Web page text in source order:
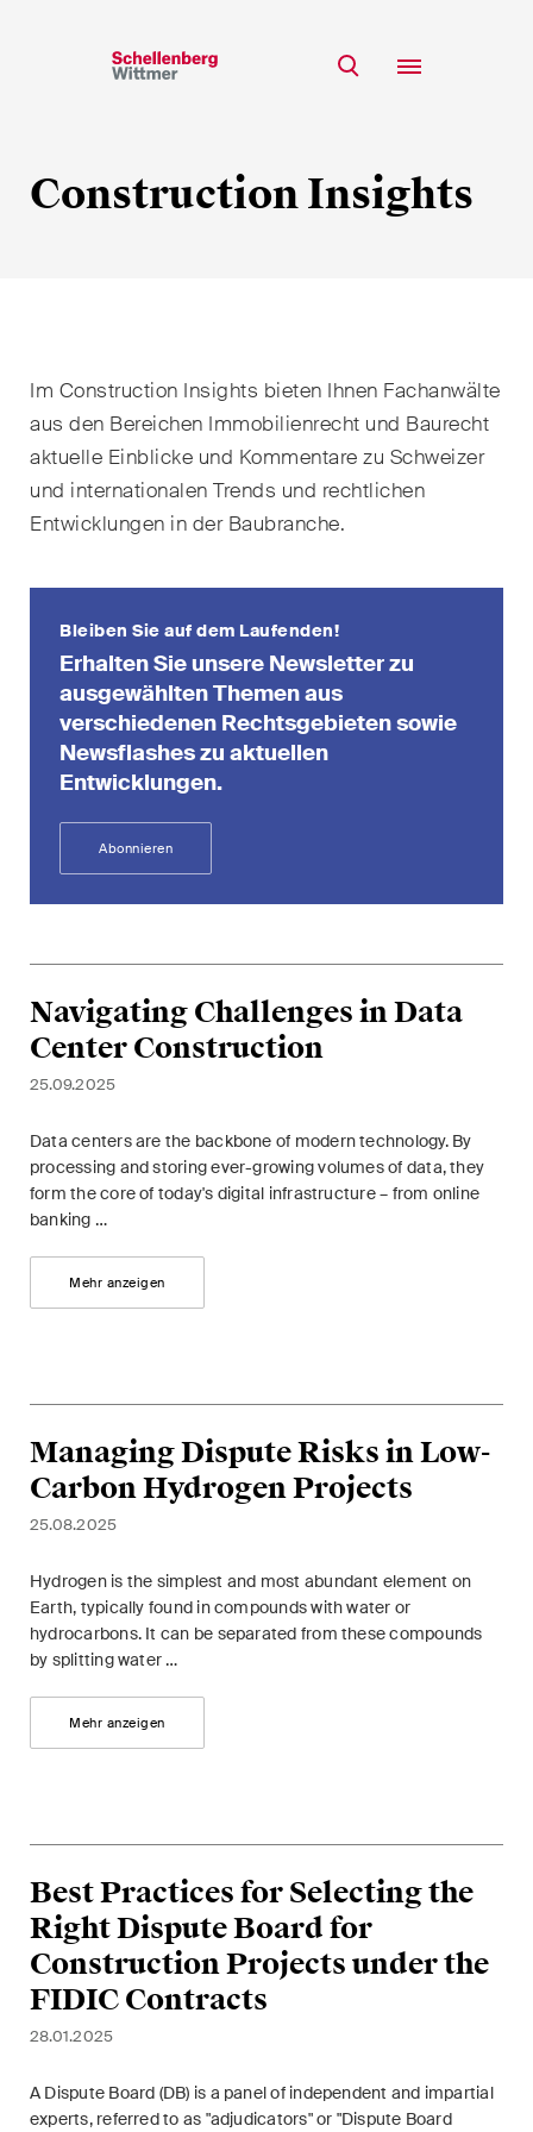
Team
CSR
Über uns
EN DE FR
Construction Insights
Im Construction Insights bieten Ihnen Fachanwälte
aus den Bereichen Immobilienrecht und Baurecht
aktuelle Einblicke und Kommentare zu Schweizer
und internationalen Trends und rechtlichen
Entwicklungen in der Baubranche.
Bleiben Sie auf dem Laufenden!
Erhalten Sie unsere Newsletter zu
ausgewählten Themen aus
verschiedenen Rechtsgebieten sowie
Newsflashes zu aktuellen
Entwicklungen.
Abonnieren
Navigating Challenges in Data
Center Construction
25.09.2025
Data centers are the backbone of modern technology. By
processing and storing ever-growing volumes of data, they
form the core of today's digital infrastructure – from online
banking …
Mehr anzeigen
Managing Dispute Risks in Low-
Carbon Hydrogen Projects
25.08.2025
Hydrogen is the simplest and most abundant element on
Earth, typically found in compounds with water or
hydrocarbons. It can be separated from these compounds
by splitting water …
Mehr anzeigen
Best Practices for Selecting the
Right Dispute Board for
Construction Projects under the
FIDIC Contracts
28.01.2025
A Dispute Board (DB) is a panel of independent and impartial
experts, referred to as "adjudicators" or "Dispute Board
Laufenden!
Vorname*
E-Mail*
Sprache*
Land*
Newsletters & Newsflashes
Monatlich ausgewählte
Kernthemen aus unseren
Fachgebiete und Branchen,
sowie Newsflashes über die
jüngsten Entwicklungen.
ESG
Energie
Gesellschafts- und
Handelsrecht / M&A
Handel und Transport
ICT / Data / Cyberkriminalität
Internationale
Schiedsgerichtsbarkeit
Kunstrecht & Entertainment /
Sportrecht
Life Sciences
Private Wealth